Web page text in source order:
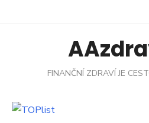
FINANČNÍ ZDRAVÍ JE